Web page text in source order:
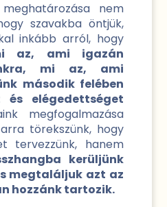
nem
szavakba öntjük,
inkább arról, hogy
az, ami igazán
mi az, ami
második felében
és elégedettséget
megfogalmazása
törekszünk, hogy
tervezzünk, hanem
kerüljünk
megtaláljuk azt az
hozzánk tartozik.